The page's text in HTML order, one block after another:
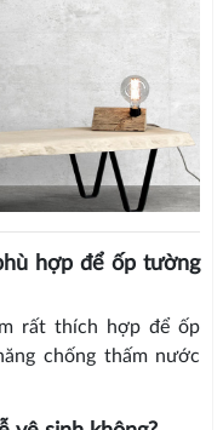
hợp để ốp tường
rất thích hợp để ốp
chống thấm nước